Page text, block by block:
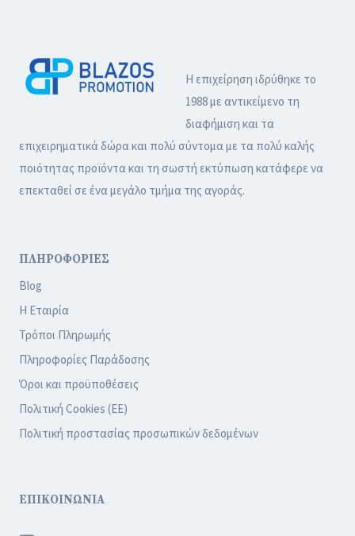
Η επιχείρηση ιδρύθηκε το
1988 με αντικείμενο τη
διαφήμιση και τα
επιχειρηματικά δώρα και πολύ σύντομα με τα πολύ καλής
ποιότητας προϊόντα και τη σωστή εκτύπωση κατάφερε να
επεκταθεί σε ένα μεγάλο τμήμα της αγοράς.
ΠΛΗΡΟΦΟΡΙΕΣ
Blog
Η Εταιρία
Τρόποι Πληρωμής
Πληροφορίες Παράδοσης
Όροι και προϋποθέσεις
Πολιτική Cookies (ΕΕ)
Πολιτική προστασίας προσωπικών δεδομένων
ΕΠΙΚΟΙΝΩΝΙΑ